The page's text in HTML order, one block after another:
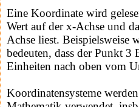
Eine Koordinate wird
Wert auf der x-Achse und
Achse liest. Beispielsweise
bedeuten, dass der Punkt 3
Einheiten nach oben vom
Koordinatensysteme